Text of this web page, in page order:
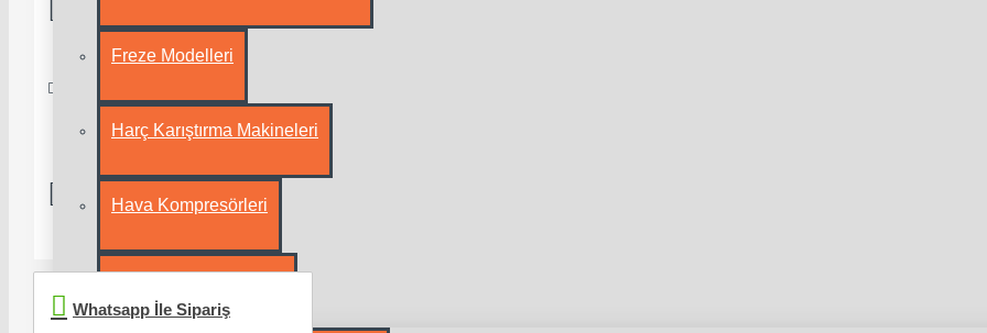
Freze Modelleri
Harç Karıştırma Makineleri
Hava Kompresörleri
Hizmetleri
GüvenilirKredi
Güvenli
Alışveriş
Kargo
ve Üzeri
Kargo
Whatsapp İle Sipariş